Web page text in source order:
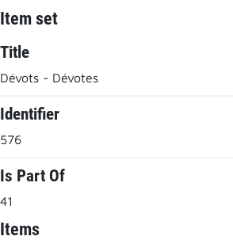
Item set
Title
Dévots - Dévotes
Identifier
576
Is Part Of
41
Items